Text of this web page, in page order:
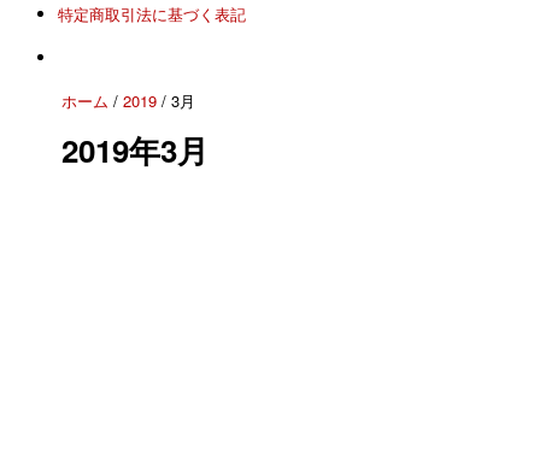
特定商取引法に基づく表記
ホーム /2019 / 3月
2019年3月